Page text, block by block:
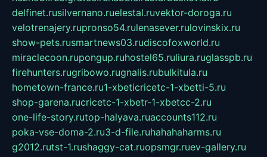
delfinet.rusilvernano.ruelestal.ruvektor-doroga.ru
velotrenajery.rupronso54.rulenasever.rulovinskix.ru
show-pets.rusmartnews03.rudiscofoxworld.ru
miraclecoon.rupongup.ruhostel65.ruliura.ruglasspb.ru
firehunters.rugribowo.rugnalis.rubulkitula.ru
hometown-france.ru1-xbeticricetc-1-xbetti-5.ru
shop-garena.rucricetc-1-xbetr-1-xbetcc-2.ru
one-life-story.rutop-halyava.ruaccounts112.ru
poka-vse-doma-2.ru3-d-file.ruhahahaharms.ru
g2012.rutst-1.rushaggy-cat.ruopsmgr.ruev-gallery.ru